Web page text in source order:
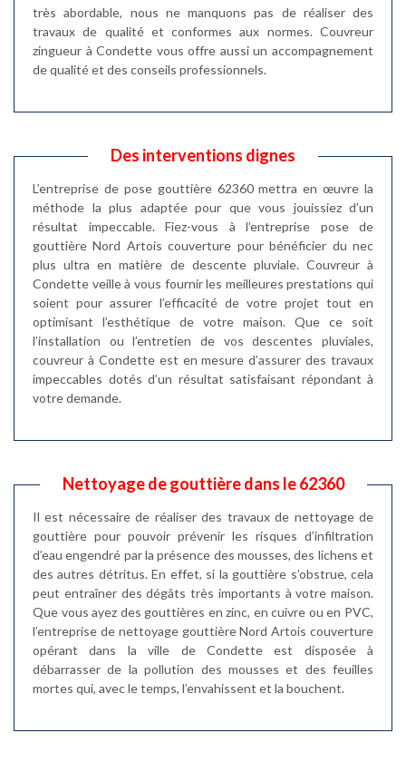
très abordable, nous ne manquons pas de réaliser des
travaux de qualité et conformes aux normes. Couvreur
zingueur à Condette vous offre aussi un accompagnement
de qualité et des conseils professionnels.
Des interventions dignes
L’entreprise de pose gouttière 62360 mettra en œuvre la
méthode la plus adaptée pour que vous jouissiez d’un
résultat impeccable. Fiez-vous à l’entreprise pose de
gouttière Nord Artois couverture pour bénéficier du nec
plus ultra en matière de descente pluviale. Couvreur à
Condette veille à vous fournir les meilleures prestations qui
soient pour assurer l’efficacité de votre projet tout en
optimisant l’esthétique de votre maison. Que ce soit
l’installation ou l’entretien de vos descentes pluviales,
couvreur à Condette est en mesure d’assurer des travaux
impeccables dotés d’un résultat satisfaisant répondant à
votre demande.
Nettoyage de gouttière dans le 62360
Il est nécessaire de réaliser des travaux de nettoyage de
gouttière pour pouvoir prévenir les risques d’infiltration
d’eau engendré par la présence des mousses, des lichens et
des autres détritus. En effet, si la gouttière s’obstrue, cela
peut entraîner des dégâts très importants à votre maison.
Que vous ayez des gouttières en zinc, en cuivre ou en PVC,
l’entreprise de nettoyage gouttière Nord Artois couverture
opérant dans la ville de Condette est disposée à
débarrasser de la pollution des mousses et des feuilles
mortes qui, avec le temps, l’envahissent et la bouchent.